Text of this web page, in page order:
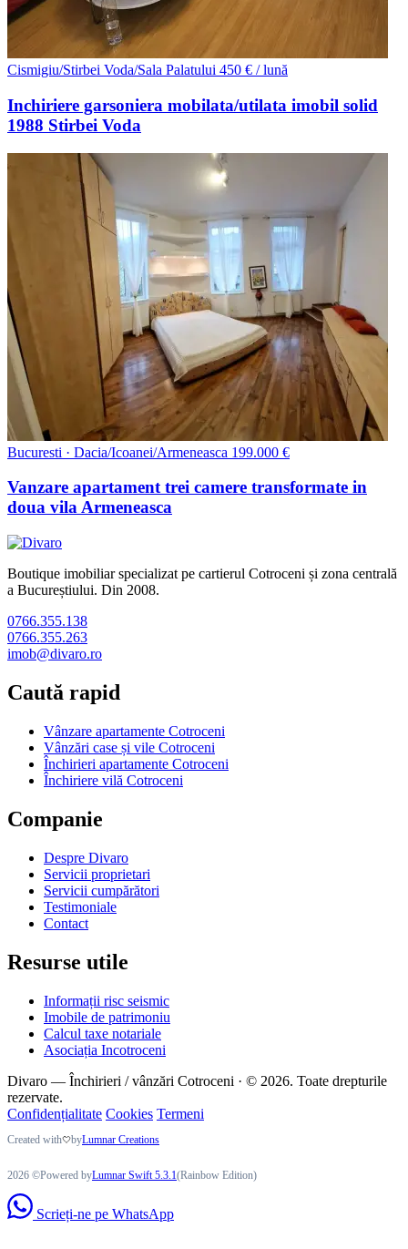
Cismigiu/Stirbei Voda/Sala Palatului 450 € / lună
Inchiriere garsoniera mobilata/utilata imobil solid
1988 Stirbei Voda
Bucuresti · Dacia/Icoanei/Armeneasca 199.000 €
Vanzare apartament trei camere transformate in
doua vila Armeneasca
Boutique imobiliar specializat pe cartierul Cotroceni și zona centrală
a Bucureștiului. Din 2008.
0766.355.138
0766.355.263
imob@divaro.ro
Caută rapid
Vânzare apartamente Cotroceni
Vânzări case și vile Cotroceni
Închirieri apartamente Cotroceni
Închiriere vilă Cotroceni
Companie
Despre Divaro
Servicii proprietari
Servicii cumpărători
Testimoniale
Contact
Resurse utile
Informații risc seismic
Imobile de patrimoniu
Calcul taxe notariale
Asociația Incotroceni
Divaro — Închirieri / vânzări Cotroceni · © 2026. Toate drepturile
rezervate.
Confidențialitate Cookies Termeni
Created with byLumnar Creations
2026 ©Powered byLumnar Swift 5.3.1(Rainbow Edition)
Scrieți-ne pe WhatsApp